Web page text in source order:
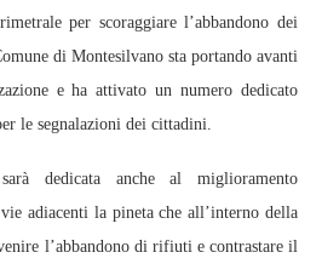
per scoraggiare l’abbandono dei
di Montesilvano sta portando avanti
e ha attivato un numero dedicato
le segnalazioni dei cittadini.
sarà dedicata anche al miglioramento
adiacenti la pineta che all’interno della
l’abbandono di rifiuti e contrastare il